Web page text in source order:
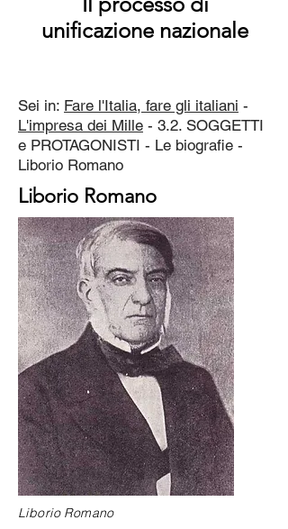
unificazione nazionale
Sei in: Fare l'Italia, fare gli italiani -
L'impresa dei Mille - 3.2. SOGGETTI
e PROTAGONISTI - Le biografie -
Liborio Romano
Liborio Romano
Liborio Romano